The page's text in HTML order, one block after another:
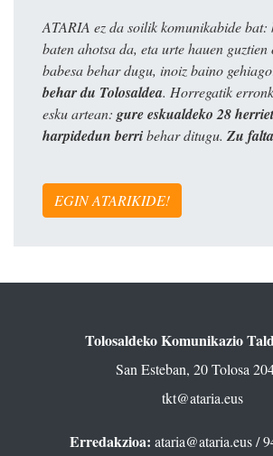
ATARIA ez da soilik komunikabide bat:
baten ahotsa da, eta urte hauen guztien
babesa behar dugu, inoiz baino
behar du Tolosaldea. Horregatik
esku artean: gure eskualdeko 28
harpidedun berribehar ditugu. Zu
EGIN ATARIKIDE!
Tolosaldeko Komunikazio
San Esteban, 20 Tolosa
tkt@ataria.eus
Erredakzioa: ataria@ataria.eus/